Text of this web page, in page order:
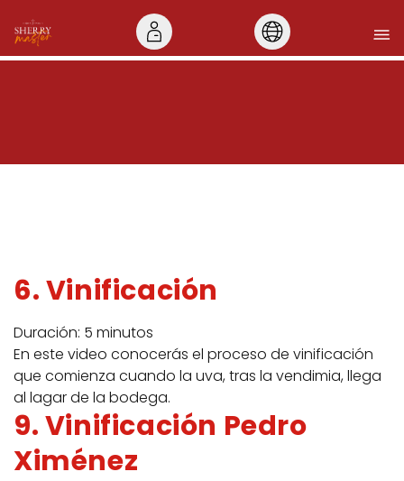
6. Vinificación
Duración: 5 minutos
En este video conocerás el proceso de vinificación
que comienza cuando la uva, tras la vendimia, llega
al lagar de la bodega.
9. Vinificación Pedro
Ximénez